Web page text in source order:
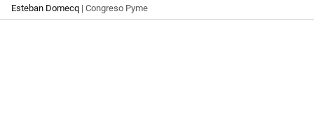
Esteban Domecq | Congreso Pyme